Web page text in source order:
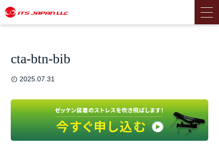
cta-btn-bib
2025.07.31